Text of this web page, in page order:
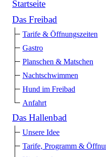
Startseite
Das Freibad
Tarife & Öffnungszeiten
Gastro
Planschen & Matschen
Nachtschwimmen
Hund im Freibad
Anfahrt
Das Hallenbad
Unsere Idee
Tarife, Programm &